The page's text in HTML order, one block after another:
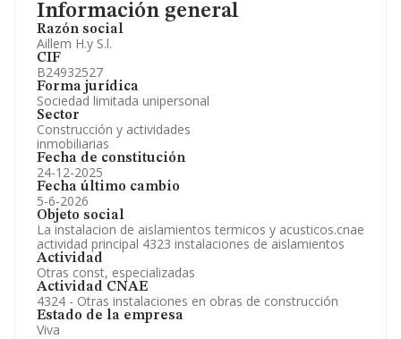
Información general
Razón social
Aillem H.y S.l.
CIF
B24932527
Forma jurídica
Sociedad limitada unipersonal
Sector
Construcción y actividades
inmobiliarias
Fecha de constitución
24-12-2025
Fecha último cambio
5-6-2026
Objeto social
La instalacion de aislamientos termicos y acusticos.cnae
actividad principal 4323 instalaciones de aislamientos
Actividad
Otras const, especializadas
Actividad CNAE
4324 - Otras instalaciones en obras de construcción
Estado de la empresa
Viva